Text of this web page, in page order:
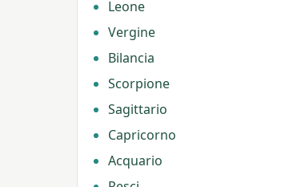
Leone
Vergine
Bilancia
Scorpione
Sagittario
Capricorno
Acquario